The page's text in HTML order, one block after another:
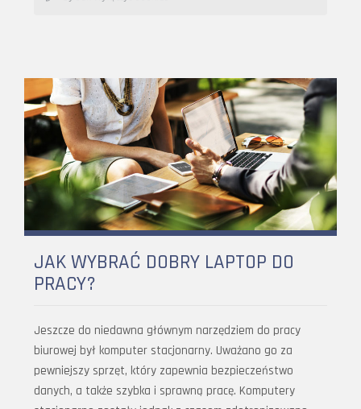
JAK WYBRAĆ DOBRY LAPTOP DO
PRACY?
Jeszcze do niedawna głównym narzędziem do pracy
biurowej był komputer stacjonarny. Uważano go za
pewniejszy sprzęt, który zapewnia bezpieczeństwo
danych, a także szybka i sprawną pracę. Komputery